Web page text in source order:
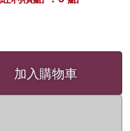
加入購物車